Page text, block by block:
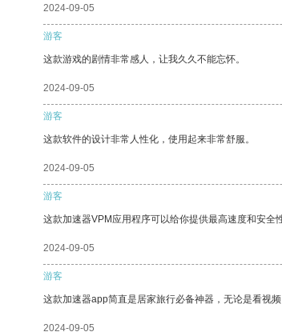
2024-09-05
游客
这款游戏的剧情非常感人，让我久久不能忘怀。
2024-09-05
游客
这款软件的设计非常人性化，使用起来非常舒服。
2024-09-05
游客
这款加速器VPM应用程序可以给你提供最高速度和安全
2024-09-05
游客
这款加速器app简直是居家旅行必备神器，无论是看视
2024-09-05